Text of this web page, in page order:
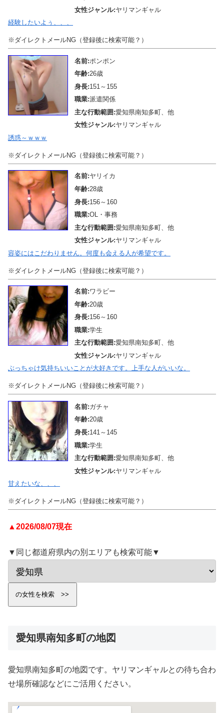
女性ジャンル:ヤリマンギャル
経験したいよぅ、、、
※ダイレクトメールNG（登録後に検索可能？）
名前:ポンポン
年齢:26歳
身長:151～155
職業:派遣関係
主な行動範囲:愛知県南知多町、他
女性ジャンル:ヤリマンギャル
誘惑～ｗｗｗ
※ダイレクトメールNG（登録後に検索可能？）
名前:ヤリイカ
年齢:28歳
身長:156～160
職業:OL・事務
主な行動範囲:愛知県南知多町、他
女性ジャンル:ヤリマンギャル
容姿にはこだわりません。何度も会える人が希望です。
※ダイレクトメールNG（登録後に検索可能？）
名前:ワラビー
年齢:20歳
身長:156～160
職業:学生
主な行動範囲:愛知県南知多町、他
女性ジャンル:ヤリマンギャル
ぶっちゃけ気持ちいいことが大好きです。上手な人がいいな。
※ダイレクトメールNG（登録後に検索可能？）
名前:ガチャ
年齢:20歳
身長:141～145
職業:学生
主な行動範囲:愛知県南知多町、他
女性ジャンル:ヤリマンギャル
甘えたいな、、、
※ダイレクトメールNG（登録後に検索可能？）
▲2026/08/07現在
▼同じ都道府県内の別エリアも検索可能▼
愛知県南知多町の地図
愛知県南知多町の地図です。ヤリマンギャルとの待ち合わ
せ場所確認などにご活用ください。